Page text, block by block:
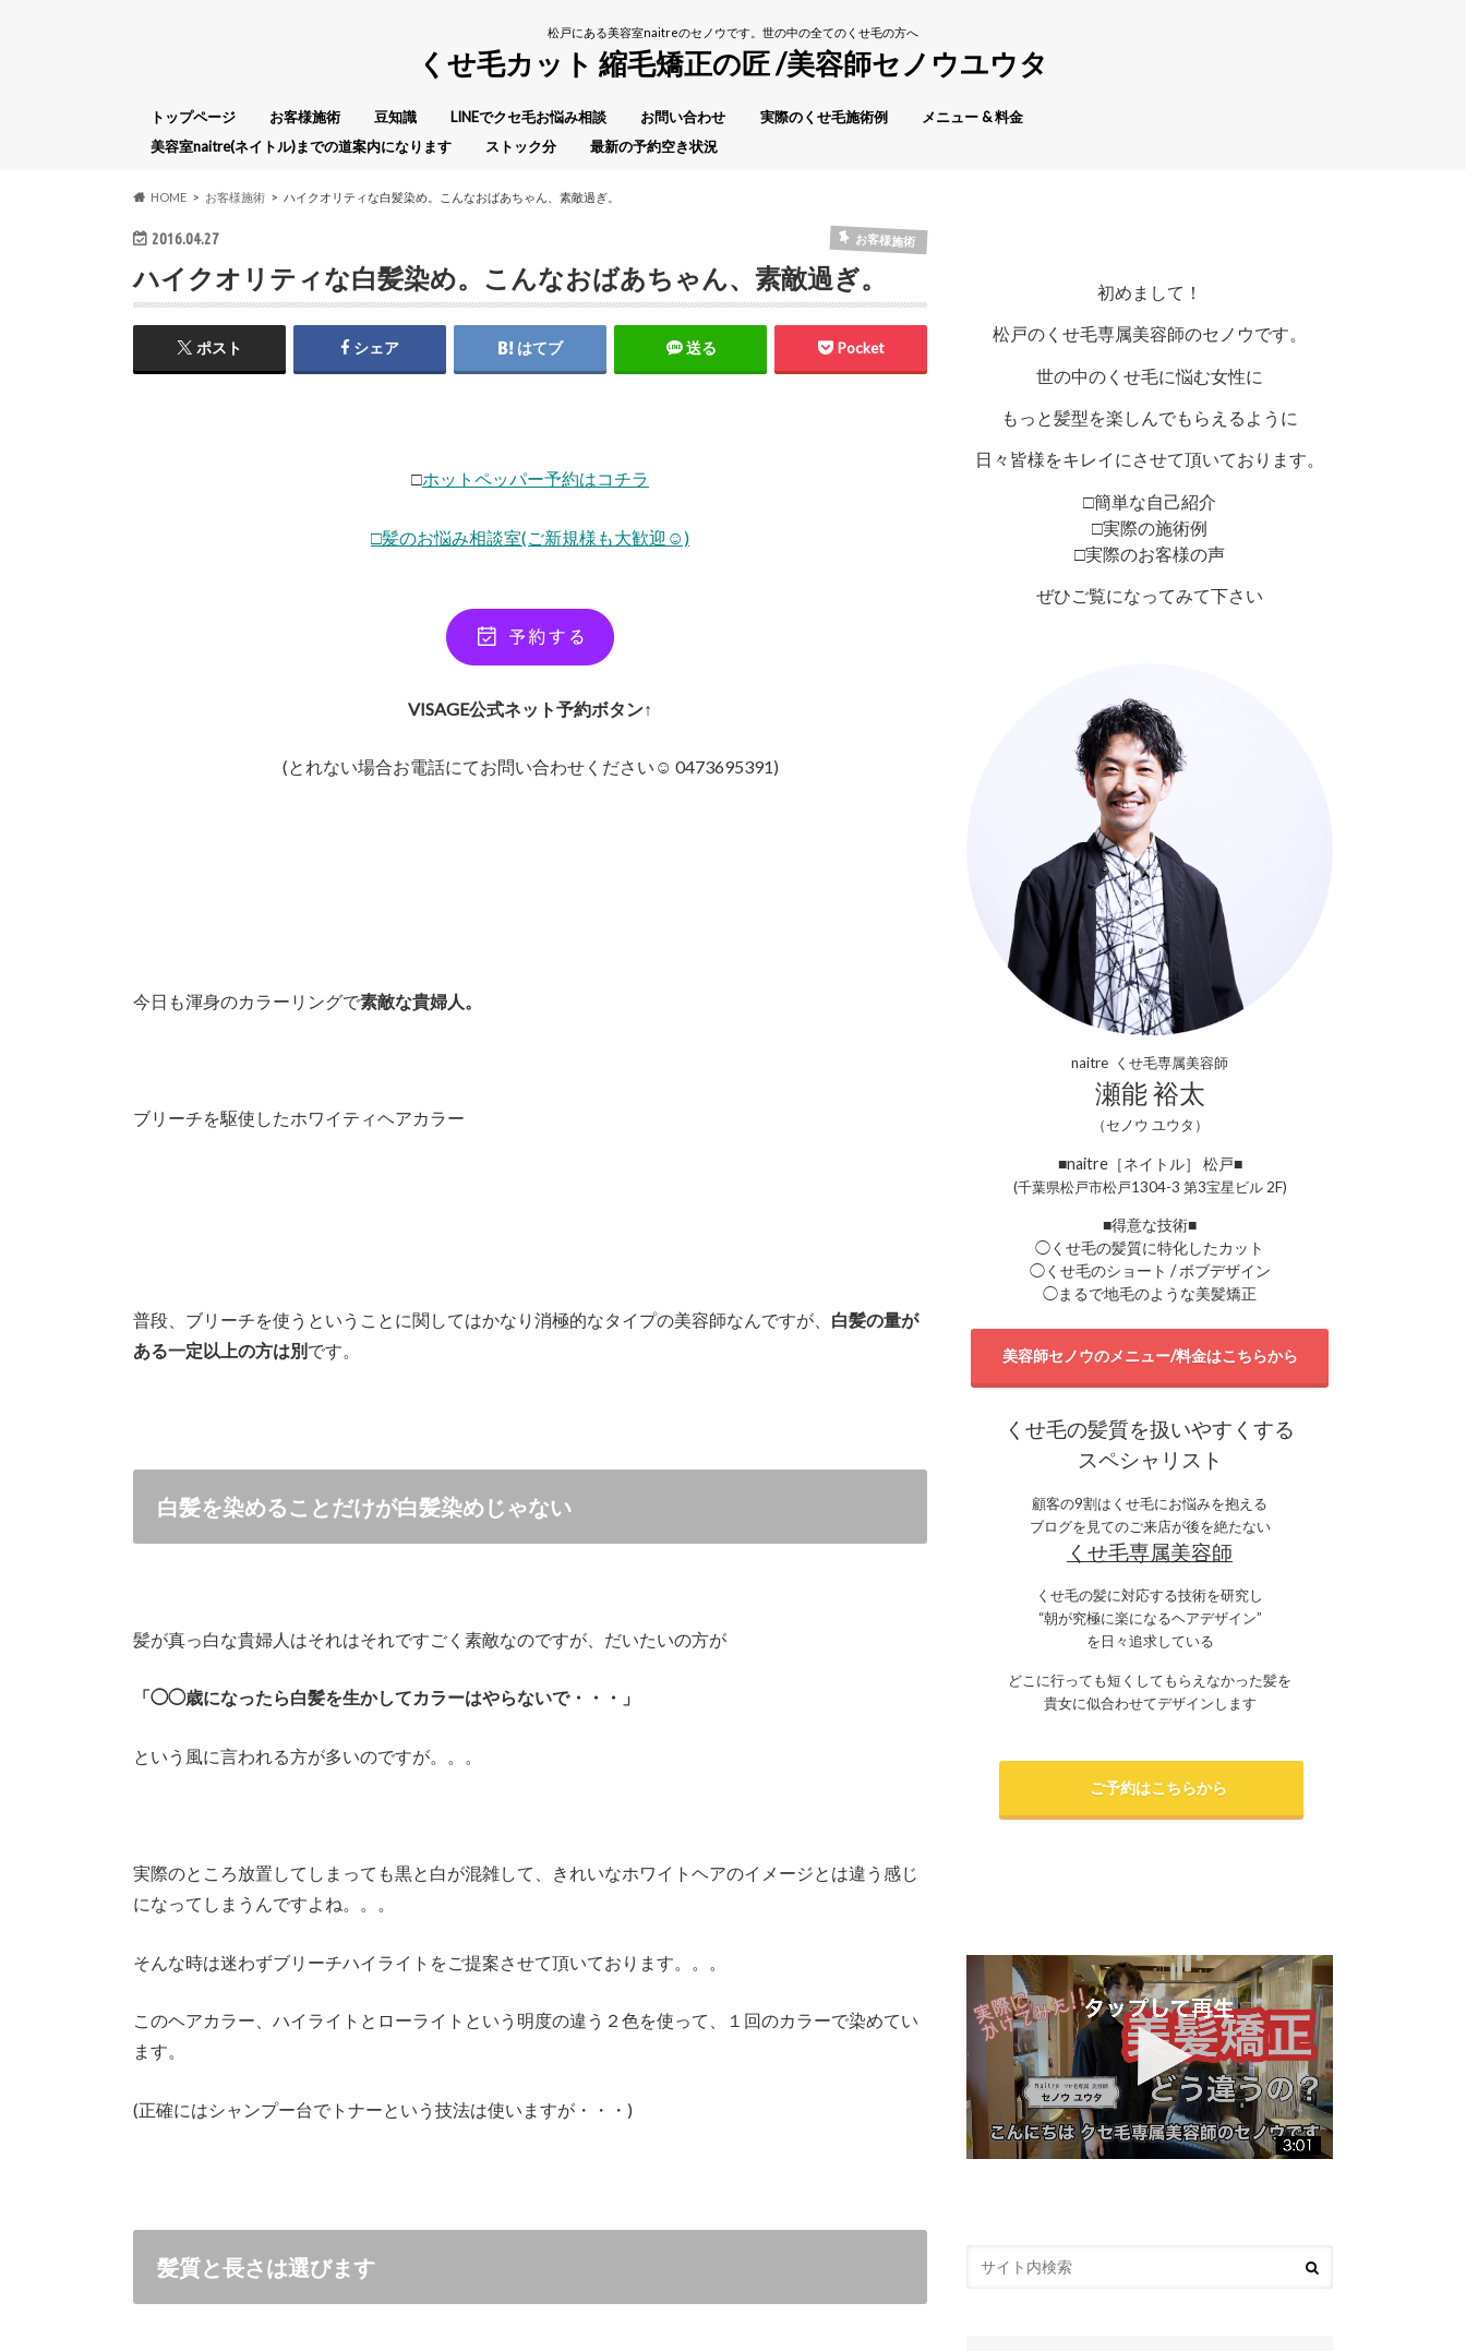
松戸にある美容室naitreのセノウです。世の中の全てのくせ毛の方へ
くせ毛カット 縮毛矯正の匠 /美容師セノウユウタ
トップページ お客様施術 豆知識 LINEでクセ毛お悩み相談 お問い合わせ 実際のくせ毛施術例
メニュー & 料金
美容室naitre(ネイトル)までの道案内になります
ストック分 最新の予約空き状況
HOME お客様施術 ハイクオリティな白髪染め。こんなおばあちゃん、素敵過ぎ。
2016.04.27 お客様施術
ハイクオリティな白髪染め。こんなおばあちゃん、素敵過ぎ。
ポスト シェア はてブ 送る Pocket
□ホットペッパー予約はコチラ
□髪のお悩み相談室(ご新規様も大歓迎☺︎)
VISAGE公式ネット予約ボタン↑
(とれない場合お電話にてお問い合わせください☺︎ 0473695391)
今日も渾身のカラーリングで素敵な貴婦人。
ブリーチを駆使したホワイティヘアカラー
普段、ブリーチを使うということに関してはかなり消極的なタイプの美容師なんですが、 白髪の量が
ある一定以上の方は別です。
白髪を染めることだけが白髪染めじゃない
髪が真っ白な貴婦人はそれはそれですごく素敵なのですが、だいたいの方が
「◯◯歳になったら白髪を生かしてカラーはやらないで・・・」
という風に言われる方が多いのですが。。。
実際のところ放置してしまっても黒と白が混雑して、きれいなホワイトヘアのイメージとは違う感じ
になってしまうんですよね。。。
そんな時は迷わずブリーチハイライトをご提案させて頂いております。。。
このヘアカラー、ハイライトとローライトという明度の違う２色を使って、１回のカラーで染めてい
ます。
(正確にはシャンプー台でトナーという技法は使いますが・・・)
髪質と長さは選びます
初めまして！
松戸のくせ毛専属美容師のセノウです。
世の中のくせ毛に悩む女性に
もっと髪型を楽しんでもらえるように
日々皆様をキレイにさせて頂いております。
□簡単な自己紹介
□実際の施術例
□実際のお客様の声
ぜひご覧になってみて下さい
naitre くせ毛専属美容師
瀬能 裕太
（セノウ ユウタ）
■naitre［ネイトル］ 松戸■
(千葉県松戸市松戸1304-3 第3宝星ビル 2F)
■得意な技術■
◯くせ毛の髪質に特化したカット
◯くせ毛のショート / ボブデザイン
◯まるで地毛のような美髪矯正
美容師セノウのメニュー/料金はこちらから
くせ毛の髪質を扱いやすくする
スペシャリスト
顧客の9割はくせ毛にお悩みを抱える
ブログを見てのご来店が後を絶たない
くせ毛専属美容師
くせ毛の髪に対応する技術を研究し
“朝が究極に楽になるヘアデザイン”
を日々追求している
どこに行っても短くしてもらえなかった髪を
貴女に似合わせてデザインします
ご予約はこちらから